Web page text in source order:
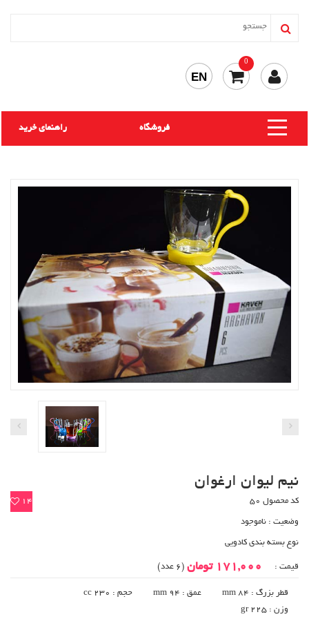
0
EN
راهنمای خرید فروشگاه
نیم لیوان ارغوان
14 کد محصول 50
وضعیت : ناموجود
نوع بسته بندی کادویی
قیمت : 171,000 تومان (6 عدد)
قطر بزرگ : 84 mm عمق : 94 mm
حجم : cc 230
وزن : 225 gr